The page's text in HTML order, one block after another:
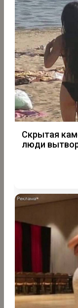
Скрытая
люди